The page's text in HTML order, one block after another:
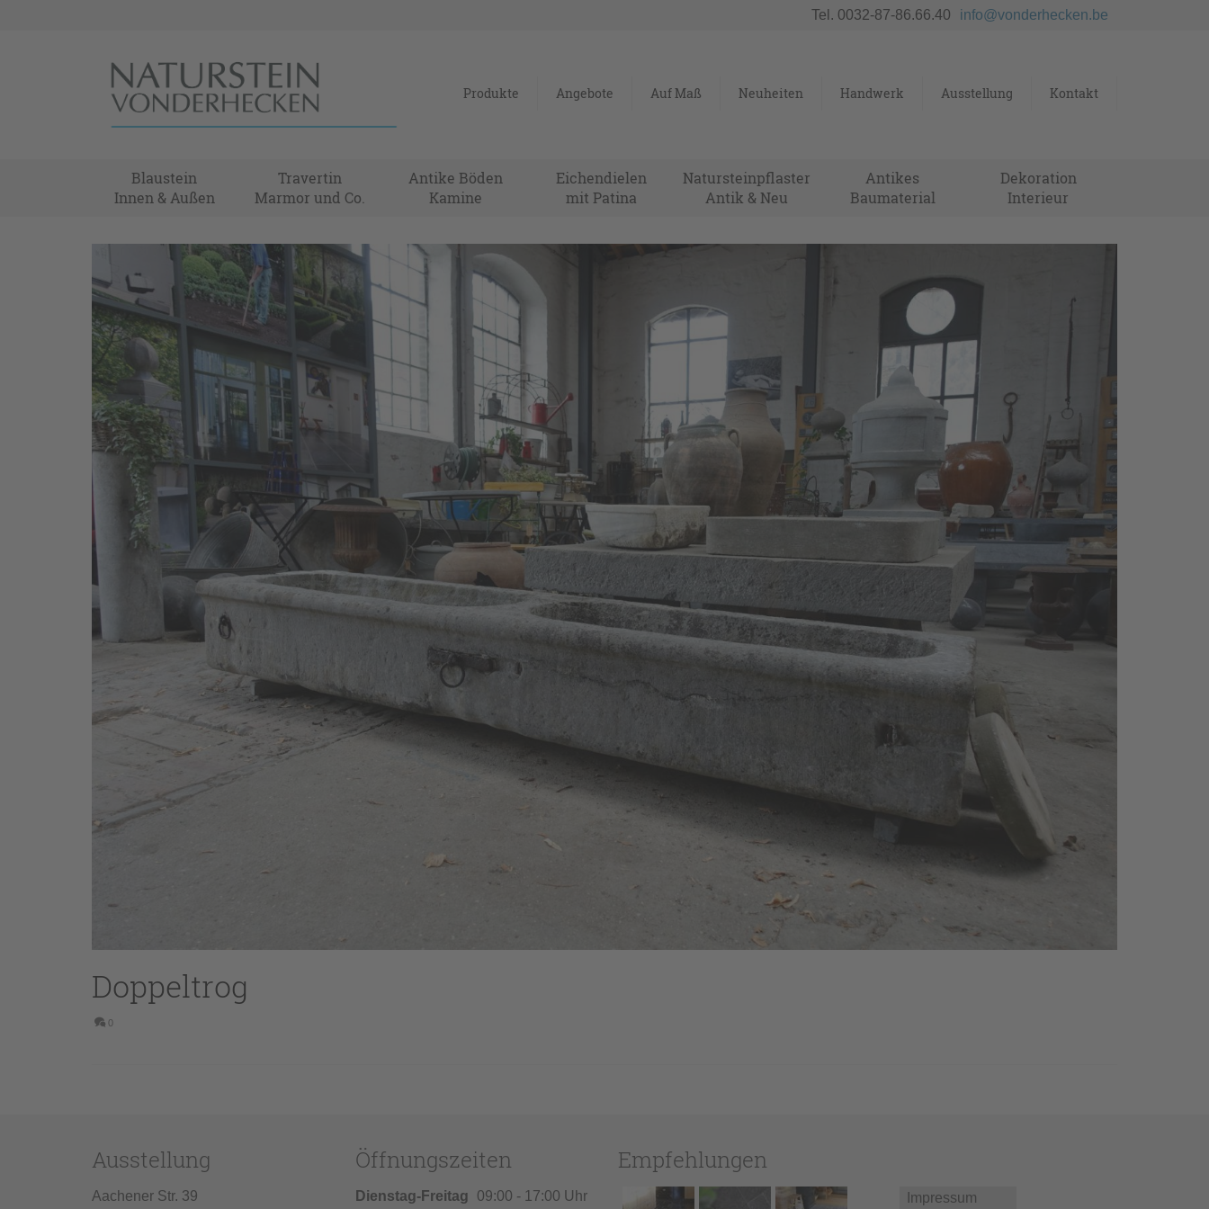
Tel. 0032-87-86.66.40 info@vonderhecken.be
Produkte Angebote Auf Maß Neuheiten Handwerk Ausstellung Kontakt
Blaustein
Innen & Außen
Travertin
Marmor und Co.
Antike Böden
Kamine
Eichendielen
mit Patina
Natursteinpflaster
Antik & Neu
Antikes
Baumaterial
Dekoration
Interieur
Doppeltrog
0
Ausstellung
Aachener Str. 39
Öffnungszeiten
Dienstag-Freitag 09:00 - 17:00 Uhr
Empfehlungen
Impressum